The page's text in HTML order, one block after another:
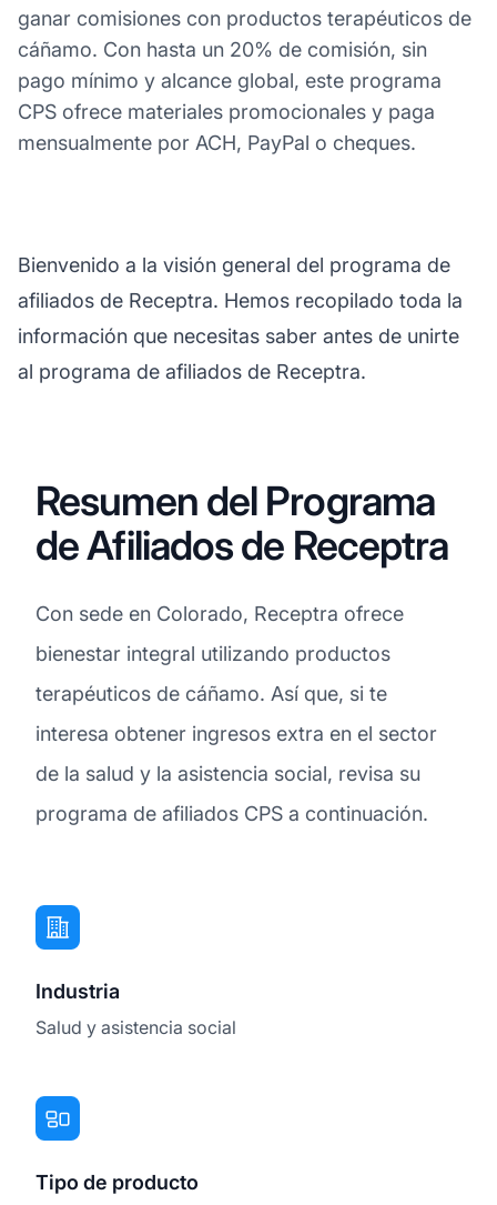
ganar comisiones con productos terapéuticos de
cáñamo. Con hasta un 20% de comisión, sin
pago mínimo y alcance global, este programa
CPS ofrece materiales promocionales y paga
mensualmente por ACH, PayPal o cheques.
Bienvenido a la visión general del programa de
afiliados de Receptra. Hemos recopilado toda la
información que necesitas saber antes de unirte
al programa de afiliados de Receptra.
Resumen del Programa
de Afiliados de Receptra
Con sede en Colorado, Receptra ofrece
bienestar integral utilizando productos
terapéuticos de cáñamo. Así que, si te
interesa obtener ingresos extra en el sector
de la salud y la asistencia social, revisa su
programa de afiliados CPS a continuación.
Industria
Salud y asistencia social
Tipo de producto